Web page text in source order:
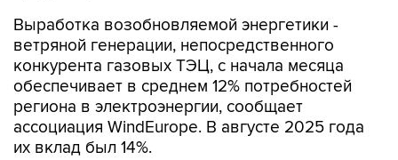
Выработка возобновляемой энергетики -
ветряной генерации, непосредственного
конкурента газовых ТЭЦ, с начала месяца
обеспечивает в среднем 12% потребностей
региона в электроэнергии, сообщает
ассоциация WindEurope. В августе 2025 года
их вклад был 14%.